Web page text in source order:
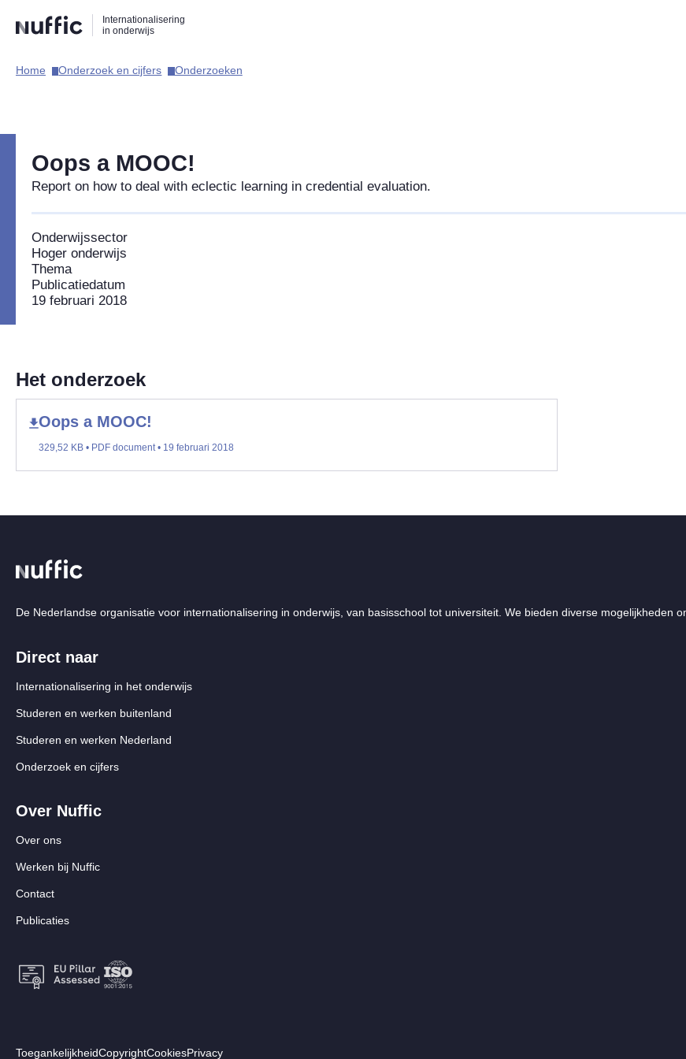
naar
zoekfunctie
naar
hoofdnavigatie
naar
inhoud
Internationalisering
in onderwijs
Hoofdnavigatie
Home​ Onderzoek en cijfers​ Onderzoeken​
Oops a MOOC!
Report on how to deal with eclectic learning in credential evaluation.
Onderwijssector
Hoger onderwijs
Thema
Publicatiedatum
19 februari 2018
Het onderzoek
Oops a MOOC!
329,52 KB • PDF document • 19 februari 2018
De Nederlandse organisatie voor internationalisering in onderwijs, van basisschool tot universiteit. We bieden diverse mogelijkheden
Direct naar
Internationalisering in het onderwijs
Studeren en werken buitenland
Studeren en werken Nederland
Onderzoek en cijfers
Over Nuffic
Over ons
Werken bij Nuffic
Contact
Publicaties
Footer:
ToegankelijkheidCopyrightCookiesPrivacy